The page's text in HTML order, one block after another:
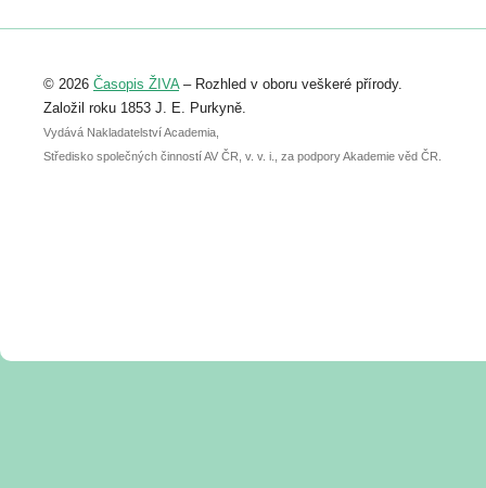
Registrovat se můžete do 6. září.
abstraktu přihlášené přednášky nebo
posteru je už 30. června.
© 2026 Časopis ŽIVA– Rozhled v oboru veškeré přírody.
Založil roku 1853 J. E. Purkyně.
Vydává Nakladatelství Academia,
Středisko společných činností AV ČR, v. v. i., za podpory Akademie věd ČR.